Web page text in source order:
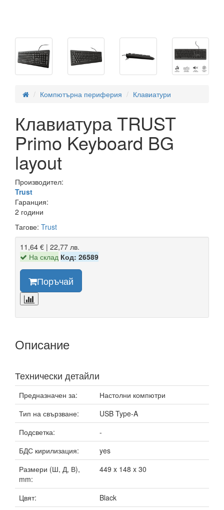
Компютърна периферия Клавиатури
Клавиатура TRUST
Primo Keyboard BG
layout
Производител:
Trust
Гаранция:
2 години
Тагове: Trust
11,64 € | 22,77 лв.
На склад Код: 26589
Поръчай
Описание
Технически детайли
Предназначен за:
Настолни компютри
Тип на свързване:
USB Type-A
Подсветка:
-
БДС кирилизация:
yes
Размери (Ш, Д, В),
mm:
449 x 148 x 30
Цвят:
Black